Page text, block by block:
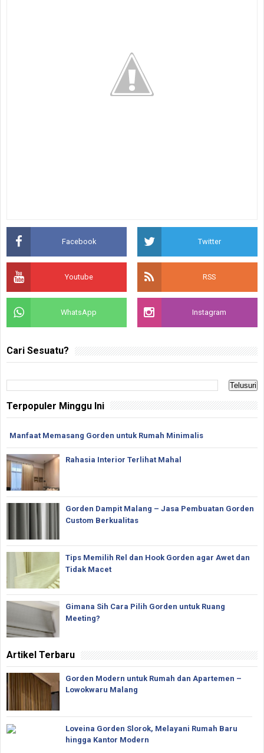
Facebook Twitter
Youtube RSS
WhatsApp Instagram
Cari Sesuatu?
Terpopuler Minggu Ini
Manfaat Memasang Gorden untuk Rumah Minimalis
Rahasia Interior Terlihat Mahal
Gorden Dampit Malang – Jasa Pembuatan Gorden
Custom Berkualitas
Tips Memilih Rel dan Hook Gorden agar Awet dan
Tidak Macet
Gimana Sih Cara Pilih Gorden untuk Ruang
Meeting?
Artikel Terbaru
Gorden Modern untuk Rumah dan Apartemen –
Lowokwaru Malang
Loveina Gorden Slorok, Melayani Rumah Baru
hingga Kantor Modern